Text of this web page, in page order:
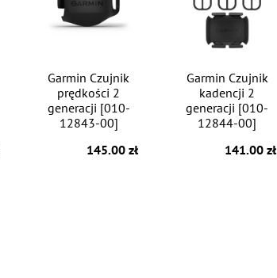
Garmin Czujnik
prędkości 2
generacji [010-
12843-00]
145.00 zł
Garmin Czujnik
kadencji 2
generacji [010-
12844-00]
141.00 zł